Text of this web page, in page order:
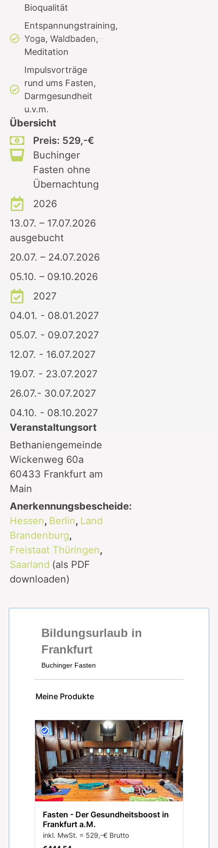
Bioqualität
Entspannungstraining,
Yoga, Waldbaden,
Meditation
Impulsvorträge
rund ums Fasten,
Darmgesundheit
u.v.m.
Übersicht
Preis: 529,-€
Buchinger
Fasten ohne
Übernachtung
2026
13.07. – 17.07.2026
ausgebucht
20.07. – 24.07.2026
05.10. – 09.10.2026
2027
04.01. - 08.01.2027
05.07. - 09.07.2027
12.07. - 16.07.2027
19.07. - 23.07.2027
26.07.- 30.07.2027
04.10. - 08.10.2027
Veranstaltungsort
Bethaniengemeinde
Wickenweg 60a
60433 Frankfurt am
Main
Anerkennungsbescheide:
Hessen, Berlin, Land
Brandenburg,
Freistaat Thüringen,
Saarland (als PDF
downloaden)